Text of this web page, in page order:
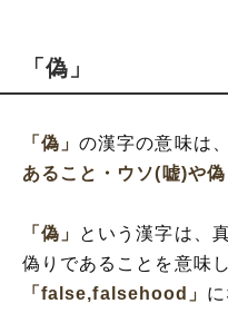
「偽」
「偽」の漢字の意味は、
あること・ウソ(嘘)や偽
「偽」
という漢字は、
偽りであることを意味
「false,falsehood」